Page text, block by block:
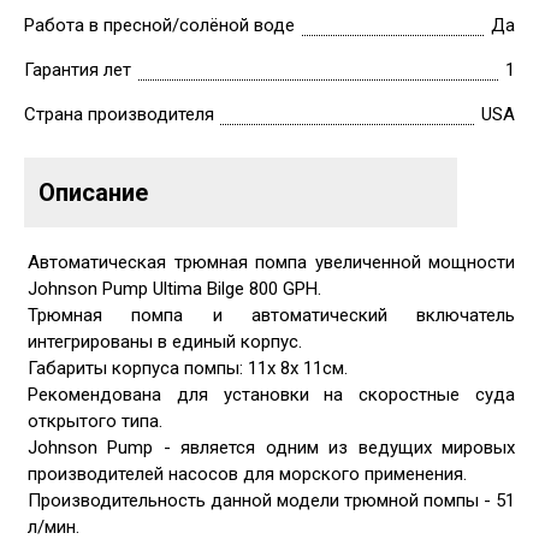
Работа в пресной/солёной воде Да
Гарантия лет 1
Страна производителя USA
Описание
Автоматическая трюмная помпа увеличенной мощности
Johnson Pump Ultima Bilge 800 GPH.
Трюмная помпа и автоматический включатель
интегрированы в единый корпус.
Габариты корпуса помпы: 11х 8х 11см.
Рекомендована для установки на скоростные суда
открытого типа.
Johnson Pump - является одним из ведущих мировых
производителей насосов для морского применения.
Производительность данной модели трюмной помпы - 51
л/мин.